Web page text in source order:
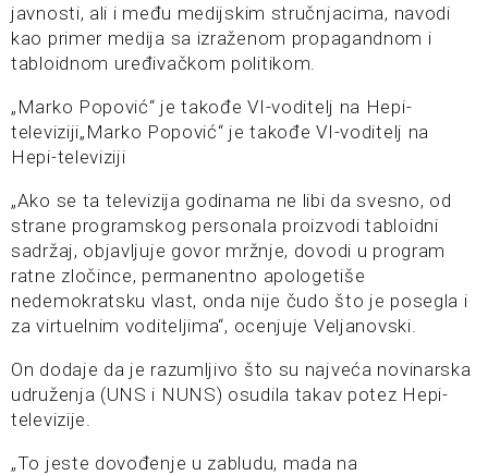
javnosti, ali i među medijskim stručnjacima, navodi
kao primer medija sa izraženom propagandnom i
tabloidnom uređivačkom politikom.
„Marko Popović“ je takođe VI-voditelj na Hepi-
televiziji„Marko Popović“ je takođe VI-voditelj na
Hepi-televiziji
„Ako se ta televizija godinama ne libi da svesno, od
strane programskog personala proizvodi tabloidni
sadržaj, objavljuje govor mržnje, dovodi u program
ratne zločince, permanentno apologetiše
nedemokratsku vlast, onda nije čudo što je posegla i
za virtuelnim voditeljima“, ocenjuje Veljanovski.
On dodaje da je razumljivo što su najveća novinarska
udruženja (UNS i NUNS) osudila takav potez Hepi-
televizije.
„To jeste dovođenje u zabludu, mada na